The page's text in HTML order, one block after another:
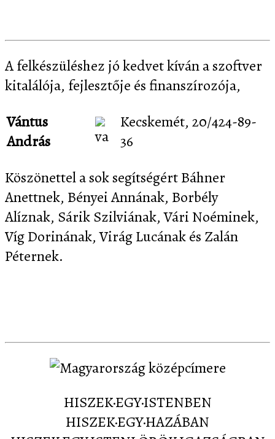
A felkészüléshez jó kedvet kíván a szoftver
kitalálója, fejlesztője és finanszírozója,
Vántus
András
Kecskemét, 20/424-89-
36
Köszönettel a sok segítségért Báhner
Anettnek, Bényei Annának, Borbély
Alíznak, Sárik Szilviának, Vári Noéminek,
Víg Dorinának, Virág Lucának és Zalán
Péternek.
HISZEK·EGY·ISTENBEN
HISZEK·EGY·HAZÁBAN